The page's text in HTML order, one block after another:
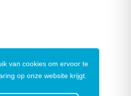
van cookies om ervoor te
op onze website krijgt.